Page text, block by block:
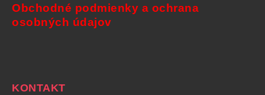
Obchodné podmienky a ochrana
osobných údajov
KONTAKT